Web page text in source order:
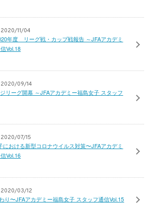
2020/11/04
年度 リーグ戦・カップ戦報告 ～JFAアカデミ
Vol.18
2020/09/14
リーグ開幕 ～JFAアカデミー福島女子 スタッフ
2020/07/15
における新型コロナウイルス対策〜JFAアカデミ
Vol.16
2020/03/12
り〜JFAアカデミー福島女子 スタッフ通信Vol.15